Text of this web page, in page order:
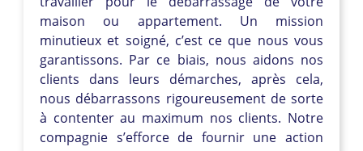
maison ou appartement. Un mission
minutieux et soigné, c’est ce que nous vous
garantissons. Par ce biais, nous aidons nos
clients dans leurs démarches, après cela,
nous débarrassons rigoureusement de sorte
à contenter au maximum nos clients. Notre
compagnie s’efforce de fournir une action